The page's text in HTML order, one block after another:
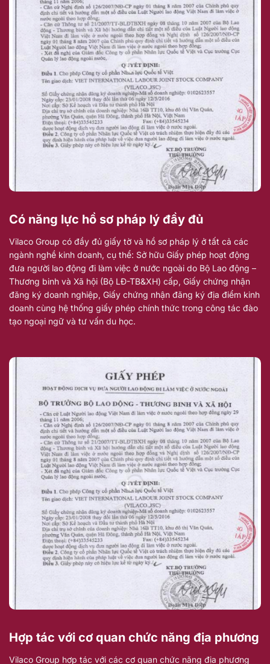
Có năng lực hồ sơ pháp lý đầy đủ
Vilaco Group có đầy đủ giấy tờ và hồ sơ pháp lý ở tất cả các
ngành nghề kinh doanh, cụ thể: Sở hữu Giấy phép hoạt động
đưa người lao động đi làm việc ở nước ngoài do Bộ Lao động –
Thương binh và Xã hội (Bộ LĐ-TB&XH) cấp, Giấy chứng nhận
đăng ký doanh nghiệp, Giấy chứng nhận đăng ký địa điểm kinh
doanh cùng hệ thống giấy phép chính thức trong công tác đào
tạo ngoại ngữ và tư vấn du học.
Hợp tác với cơ quan chức năng địa phương
Vilaco Group hợp tác với các cơ quan chức năng địa phương